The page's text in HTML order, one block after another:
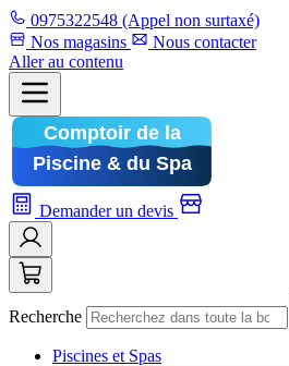
0975322548 (Appel non surtaxé)
Nos magasins
Nous contacter
Aller au contenu
Demander un devis
Recherche
Piscines et Spas